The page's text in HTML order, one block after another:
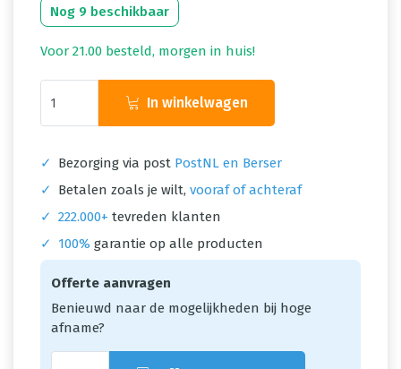
Nog 9 beschikbaar
Voor 21.00 besteld, morgen in huis!
In winkelwagen
✓ Bezorging via post PostNL en Berser
✓
Betalen zoals je wilt, vooraf of achteraf
✓ 222.000+ tevreden klanten
✓
100% garantie op alle producten
Offerte aanvragen
Benieuwd naar de mogelijkheden bij hoge
afname?